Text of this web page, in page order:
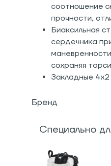
соотношение
прочности,
Биаксильная
сердечника
сохраняя
Закладные 4х2
Бренд
Специально